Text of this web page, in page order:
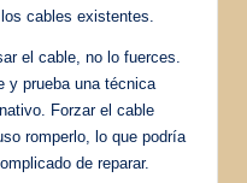
cables existentes.
el cable, no lo fuerces.
y prueba una técnica
Forzar el cable
romperlo, lo que podría
de reparar.